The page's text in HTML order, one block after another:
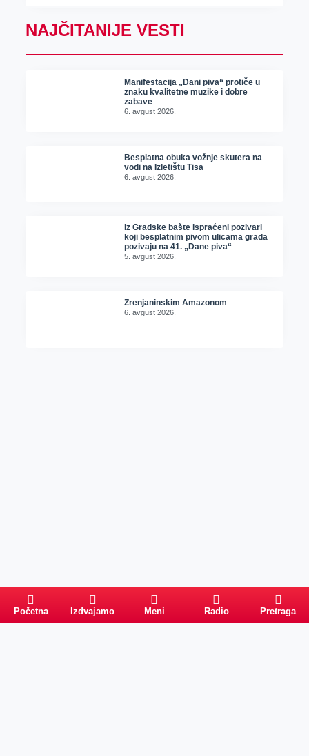
NAJČITANIJE VESTI
Manifestacija „Dani piva“ protiče u
znaku kvalitetne muzike i dobre
zabave
6. avgust 2026.
Besplatna obuka vožnje skutera na
vodi na Izletištu Tisa
6. avgust 2026.
Iz Gradske bašte ispraćeni pozivari
koji besplatnim pivom ulicama grada
pozivaju na 41. „Dane piva“
5. avgust 2026.
Zrenjaninskim Amazonom
6. avgust 2026.
Početna Izdvajamo Meni Radio Pretraga